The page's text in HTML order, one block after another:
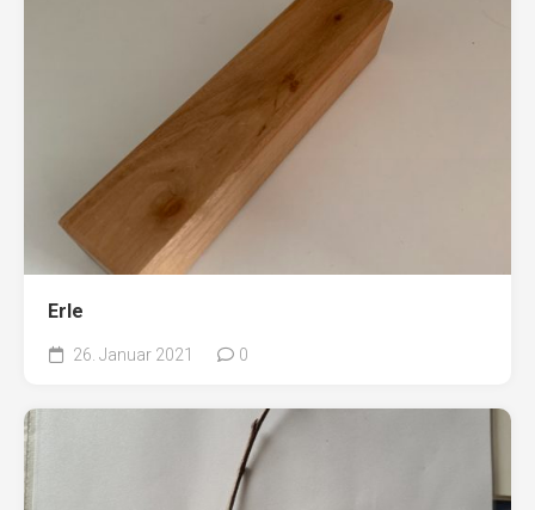
Erle
26. Januar 2021 0